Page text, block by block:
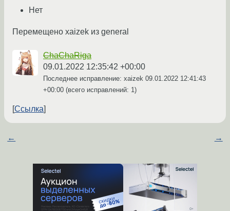
Нет
Перемещено xaizek из general
ChaChaRiga
09.01.2022 12:35:42 +00:00
Последнее исправление: xaizek 09.01.2022 12:41:43
+00:00 (всего исправлений: 1)
Ссылка
← →